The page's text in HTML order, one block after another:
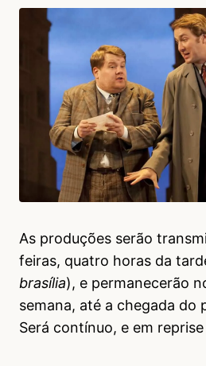
As produções serão
feiras, quatro horas da
brasília), e permanecerão
semana, até a chegada do
Será contínuo, e em